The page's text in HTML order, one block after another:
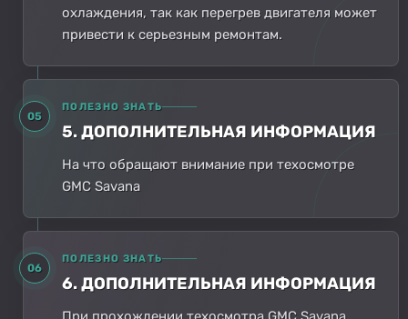
охлаждения, так как перегрев двигателя может
привести к серьезным ремонтам.
05
ПОЛЕЗНО ЗНАТЬ
5. ДОПОЛНИТЕЛЬНАЯ ИНФОРМАЦИЯ
На что обращают внимание при техосмотре
GMC Savana
06
ПОЛЕЗНО ЗНАТЬ
6. ДОПОЛНИТЕЛЬНАЯ ИНФОРМАЦИЯ